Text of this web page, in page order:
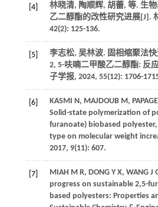
[4] 林晓清, 陶顺辉, 胡蕾, 等. 生
乙二醇酯的改性研究进展[J].
42(2): 125-136.
[5]
李志松, 吴林波. 固相缩聚法
2, 5-呋喃二甲酸乙二醇酯: 反
子学报, 2024, 55(12): 1706-
[6] KASMI N, MAJDOUB M,
Solid-state polymerization of
furanoate) biobased
type on molecular weight
2017, 9(11): 607.
[7] MIAH M R, DONG Y X, WANG J
progress on sustainable 2,5-
based polyesters: Properties